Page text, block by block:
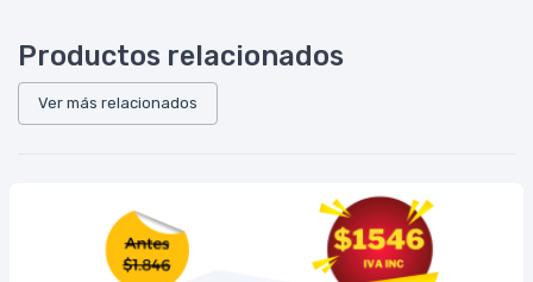
Productos relacionados
Ver más relacionados